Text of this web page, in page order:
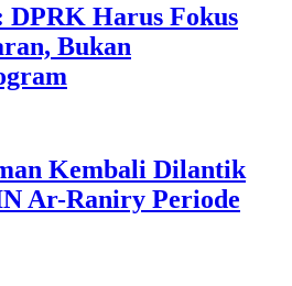
DPRK Harus Fokus
Bukan
Kembali Dilantik
Ar-Raniry Periode